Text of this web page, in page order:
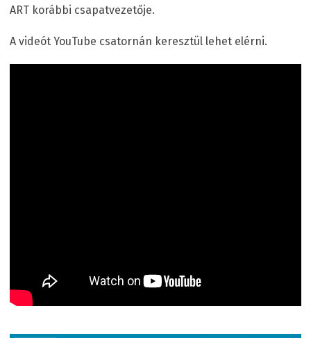
ART korábbi csapatvezetője.
A videót YouTube csatornán keresztül lehet elérni.